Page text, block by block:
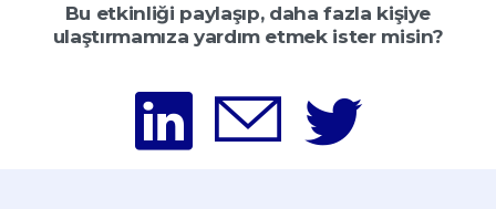
Bu etkinliği paylaşıp, daha fazla kişiye
ulaştırmamıza yardım etmek ister misin?